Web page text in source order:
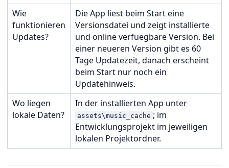
Wie
funktionieren
Updates?
Die App liest beim Start eine
Versionsdatei und zeigt installierte
und online verfuegbare Version. Bei
einer neueren Version gibt es 60
Tage Updatezeit, danach erscheint
beim Start nur noch ein
Updatehinweis.
Wo liegen
lokale Daten?
In der installierten App unter
assets\music_cache ; im
Entwicklungsprojekt im jeweiligen
lokalen Projektordner.